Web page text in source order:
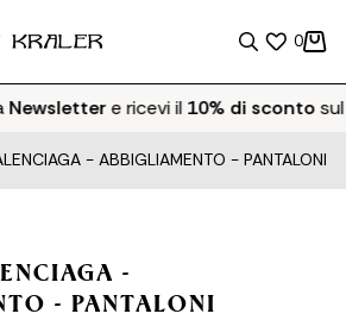
0
Newslettere ricevi il10% di scontosul
- ABBIGLIAMENTO - PANTALONI
-
- PANTALONI